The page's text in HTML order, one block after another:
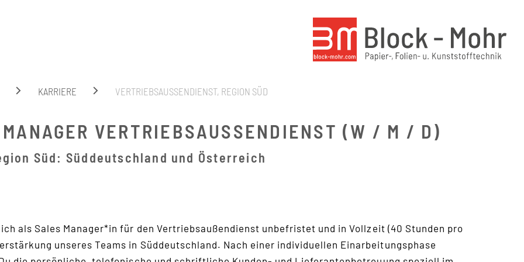
KARRIERE VERTRIEBSAUSSENDIENST, REGION SÜD
VERTRIEBSAUSSENDIENST (W / M / D)
Süd: Süddeutschland und Österreich
als Sales Manager*in für den Vertriebsaußendienst unbefristet und in Vollzeit (40 Stunden pro
unseres Teams in Süddeutschland. Nach einer individuellen Einarbeitungsphase